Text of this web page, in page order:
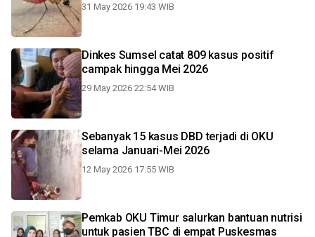
31 May 2026 19:43 WIB
Dinkes Sumsel catat 809 kasus positif
campak hingga Mei 2026
29 May 2026 22:54 WIB
Sebanyak 15 kasus DBD terjadi di OKU
selama Januari-Mei 2026
12 May 2026 17:55 WIB
Pemkab OKU Timur salurkan bantuan nutrisi
untuk pasien TBC di empat Puskesmas